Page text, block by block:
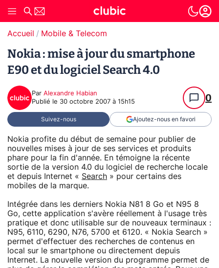
Accueil Mobile & Telecom
Nokia : mise à jour du smartphone
E90 et du logiciel Search 4.0
Par Alexandre Habian
Publié le 30 octobre 2007 à 15h15 0
Suivez-nous Ajoutez-nous en favori
Nokia profite du début de semaine pour publier de
nouvelles mises à jour de ses services et produits
phare pour la fin d'année. En témoigne la récente
sortie de la version 4.0 du logiciel de recherche locale
et depuis Internet « Search » pour certains des
mobiles de la marque.
Intégrée dans les derniers Nokia N81 8 Go et N95 8
Go, cette application s'avère réellement à l'usage très
pratique et donc utilisable sur de nouveaux terminaux :
N95, 6110, 6290, N76, 5700 et 6120. « Nokia Search »
permet d'effectuer des recherches de contenus en
local sur le smartphone ou directement depuis
Internet. La nouvelle version du programme permet de